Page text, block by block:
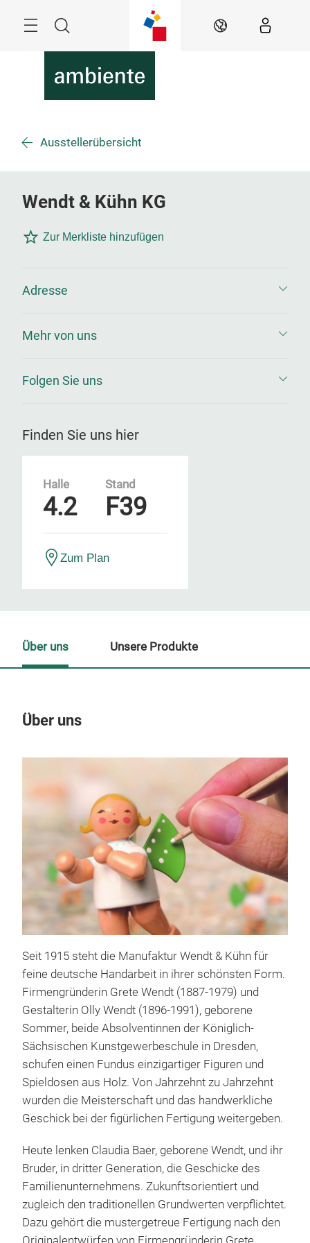
Suche DE
Ausstellerübersicht
Wendt & Kühn KG
Zur Merkliste hinzufügen
Adresse
Mehr von uns
Folgen Sie uns
Finden Sie uns hier
Halle
4.2
Stand
F39
Zum Plan
Über uns
Seit 1915 steht die Manufaktur Wendt & Kühn für
feine deutsche Handarbeit in ihrer schönsten Form.
Firmengründerin Grete Wendt (1887-1979) und
Gestalterin Olly Wendt (1896-1991), geborene
Sommer, beide Absolventinnen der Königlich-
Sächsischen Kunstgewerbeschule in Dresden,
schufen einen Fundus einzigartiger Figuren und
Spieldosen aus Holz. Von Jahrzehnt zu Jahrzehnt
wurden die Meisterschaft und das handwerkliche
Geschick bei der figürlichen Fertigung weitergeben.
Heute lenken Claudia Baer, geborene Wendt, und ihr
Bruder, in dritter Generation, die Geschicke des
Familienunternehmens. Zukunftsorientiert und
zugleich den traditionellen Grundwerten verpflichtet.
Dazu gehört die mustergetreue Fertigung nach den
Über uns Unsere Produkte